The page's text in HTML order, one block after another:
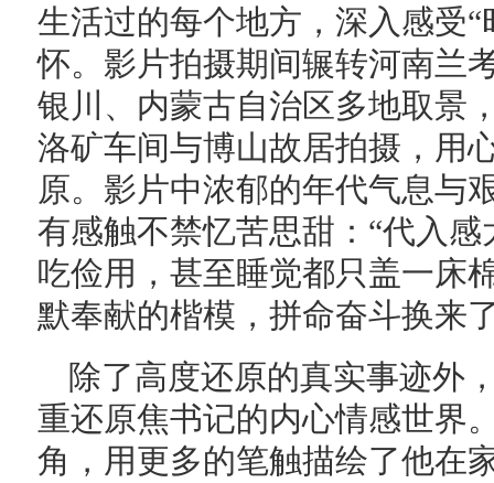
生活过的每个地方，深入感受
怀。影片拍摄期间辗转河南兰
银川、内蒙古自治区多地取景
洛矿车间与博山故居拍摄，用
原。影片中浓郁的年代气息与
有感触不禁忆苦思甜：“代入
吃俭用，甚至睡觉都只盖一床
默奉献的楷模，拼命奋斗换来
除了高度还原的真实事迹外
重还原焦书记的内心情感世界
角，用更多的笔触描绘了他在